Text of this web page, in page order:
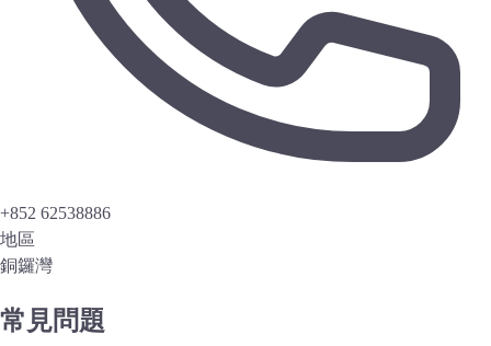
+852 62538886
地區
銅鑼灣
常見問題